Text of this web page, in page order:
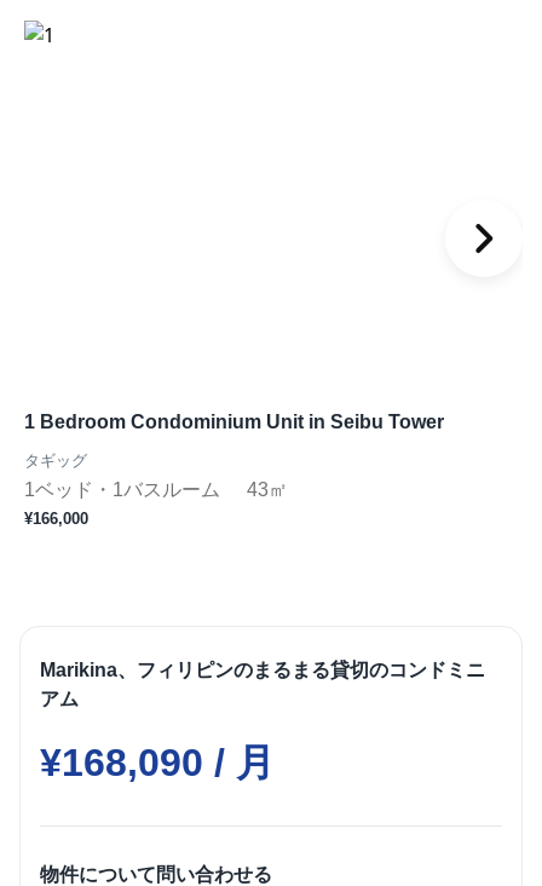
1 Bedroom Condominium Unit in Seibu Tower
タギッグ
1ベッド・1バスルーム 43㎡
¥166,000
Marikina、フィリピンのまるまる貸切のコンドミニ
アム
¥168,090 / 月
物件について問い合わせる